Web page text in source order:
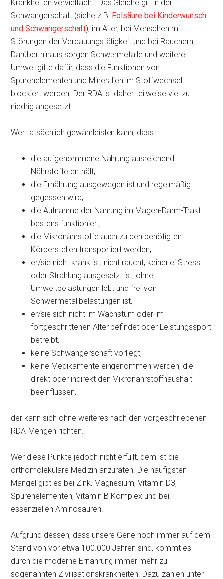
Krankheiten vervielfacht. Das Gleiche gilt in der
Schwangerschaft (siehe z.B. Folsäure bei Kinderwunsch
und Schwangerschaft), im Alter, bei Menschen mit
Störungen der Verdauungstätigkeit und bei Rauchern.
Darüber hinaus sorgen Schwermetalle und weitere
Umweltgifte dafür, dass die Funktionen von
Spurenelementen und Mineralien im Stoffwechsel
blockiert werden. Der RDA ist daher teilweise viel zu
niedrig angesetzt.
Wer tatsächlich gewährleisten kann, dass
die aufgenommene Nahrung ausreichend
Nährstoffe enthält,
die Ernährung ausgewogen ist und regelmäßig
gegessen wird,
die Aufnahme der Nahrung im Magen-Darm-Trakt
bestens funktioniert,
die Mikronährstoffe auch zu den benötigten
Körperstellen transportiert werden,
er/sie nicht krank ist, nicht raucht, keinerlei Stress
oder Strahlung ausgesetzt ist, ohne
Umweltbelastungen lebt und frei von
Schwermetallbelastungen ist,
er/sie sich nicht im Wachstum oder im
fortgeschrittenen Alter befindet oder Leistungssport
betreibt,
keine Schwangerschaft vorliegt,
keine Medikamente eingenommen werden, die
direkt oder indirekt den Mikronährstoffhaushalt
beeinflussen,
der kann sich ohne weiteres nach den vorgeschriebenen
RDA-Mengen richten.
Wer diese Punkte jedoch nicht erfüllt, dem ist die
orthomolekulare Medizin anzuraten. Die häufigsten
Mängel gibt es bei Zink, Magnesium, Vitamin D3,
Spurenelementen, Vitamin B-Komplex und bei
essenziellen Aminosäuren.
Aufgrund dessen, dass unsere Gene noch immer auf dem
Stand von vor etwa 100.000 Jahren sind, kommt es
durch die moderne Ernährung immer mehr zu
sogenannten Zivilisationskrankheiten. Dazu zählen unter